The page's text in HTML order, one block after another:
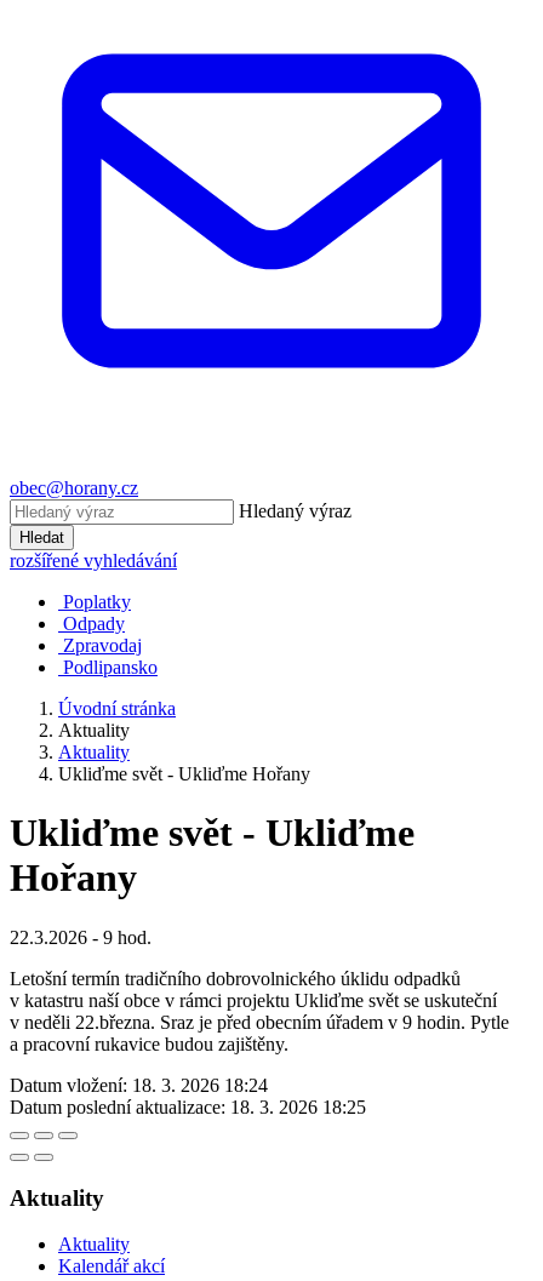
obec@horany.cz
Hledaný výraz
Hledat
rozšířené vyhledávání
Poplatky
Odpady
Zpravodaj
Podlipansko
Úvodní stránka
Aktuality
Aktuality
Ukliďme svět - Ukliďme Hořany
Ukliďme svět - Ukliďme
Hořany
22.3.2026 - 9 hod.
Letošní termín tradičního dobrovolnického úklidu odpadků
v katastru naší obce v rámci projektu Ukliďme svět se uskuteční
v neděli 22.března. Sraz je před obecním úřadem v 9 hodin. Pytle
a pracovní rukavice budou zajištěny.
Datum vložení: 18. 3. 2026 18:24
Datum poslední aktualizace: 18. 3. 2026 18:25
Aktuality
Aktuality
Kalendář akcí